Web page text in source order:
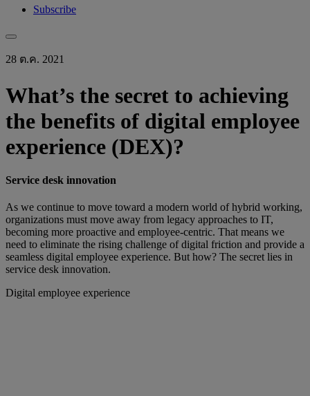
Subscribe
28 ต.ค. 2021
What’s the secret to achieving
the benefits of digital employee
experience (DEX)?
Service desk innovation
As we continue to move toward a modern world of hybrid working,
organizations must move away from legacy approaches to IT,
becoming more proactive and employee-centric. That means we
need to eliminate the rising challenge of digital friction and provide a
seamless digital employee experience. But how? The secret lies in
service desk innovation.
Digital employee experience